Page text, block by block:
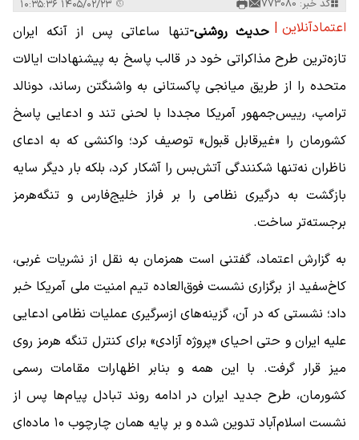
کد خبر: 773080
اعتمادآنلاین | حدیث روشنی-تنها ساعاتی پس از آنکه ایران
تازه‌ترین طرح مذاکراتی خود در قالب پاسخ به پیشنهادات ایالات
متحده را از طریق میانجی پاکستانی به واشنگتن رساند، دونالد
ترامپ، رییس‌جمهور آمریکا مجددا با لحنی تند و ادعایی پاسخ
کشورمان را «غیرقابل قبول» توصیف کرد؛ واکنشی که به ادعای
ناظران نه‌تنها شکنندگی آتش‌بس را آشکار کرد، بلکه بار دیگر سایه
بازگشت به درگیری نظامی را بر فراز خلیج‌فارس و تنگه‌هرمز
برجسته‌تر ساخت.
به گزارش اعتماد، گفتنی است همزمان به نقل از نشریات غربی،
کاخ‌سفید از برگزاری نشست فوق‌العاده تیم امنیت ملی آمریکا خبر
داد؛ نشستی که در آن، گزینه‌های ازسرگیری عملیات نظامی ادعایی
علیه ایران و حتی احیای «پروژه آزادی» برای کنترل تنگه هرمز روی
میز قرار گرفت. با این همه و بنابر اظهارات مقامات رسمی
کشورمان، طرح جدید ایران در ادامه روند تبادل پیام‌ها پس از
نشست اسلام‌آباد تدوین شده و بر پایه همان چارچوب ۱۰ ماده‌ای